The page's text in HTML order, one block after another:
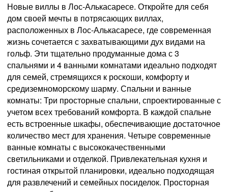
Новые виллы в Лос-Алькасаресе. Откройте для себя
дом своей мечты в потрясающих виллах,
расположенных в Лос-Алькасаресе, где современная
жизнь сочетается с захватывающими дух видами на
гольф. Эти тщательно продуманные дома с 3
спальнями и 4 ванными комнатами идеально подходят
для семей, стремящихся к роскоши, комфорту и
средиземноморскому шарму. Спальни и ванные
комнаты: Три просторные спальни, спроектированные с
учетом всех требований комфорта. В каждой спальне
есть встроенные шкафы, обеспечивающие достаточное
количество мест для хранения. Четыре современные
ванные комнаты с высококачественными
светильниками и отделкой. Привлекательная кухня и
гостиная открытой планировки, идеально подходящая
для развлечений и семейных посиделок. Просторная